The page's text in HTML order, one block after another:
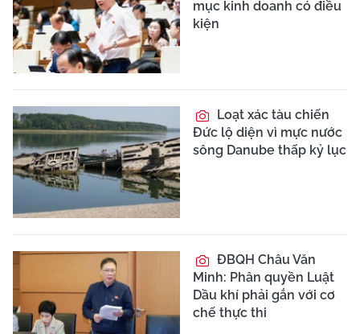
mục kinh doanh có điều
kiện
Loạt xác tàu chiến
Đức lộ diện vì mực nước
sông Danube thấp kỷ lục
ĐBQH Châu Văn
Minh: Phân quyền Luật
Dầu khí phải gắn với cơ
chế thực thi